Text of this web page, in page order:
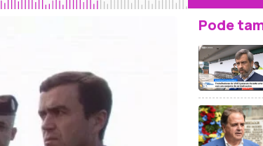
Pode